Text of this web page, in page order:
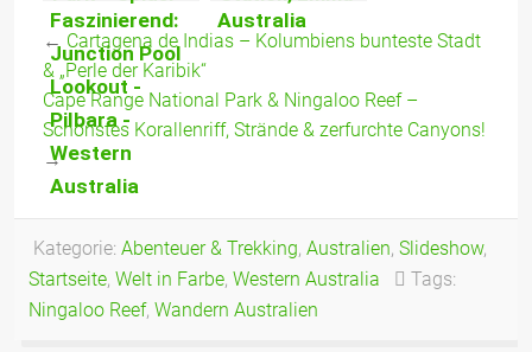
Walk, Junction
Pool, Handrail
Pool, Oxer
Lookout
Gorge,
Zebedee
Springs,
Chamberlain
← Cartagena de Indias – Kolumbiens bunteste Stadt
& „Perle der Karibik“
Cape Range National Park & Ningaloo Reef –
Schönstes Korallenriff, Strände & zerfurchte Canyons!
→
Kategorie: Abenteuer & Trekking, Australien, Slideshow,
Startseite, Welt in Farbe, Western Australia
Tags:
Ningaloo Reef, Wandern Australien